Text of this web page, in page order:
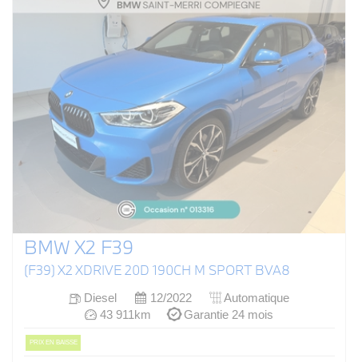
BMW X2 F39
(F39) X2 XDRIVE 20D 190CH M SPORT BVA8
Diesel 12/2022
Automatique
43 911km
Garantie 24 mois
PRIX EN BAISSE